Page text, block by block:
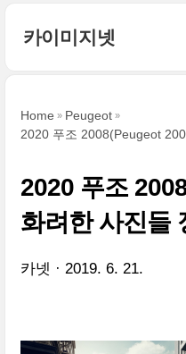
카이미지넷
Home
Peugeot
2020 푸조 2008(Peugeot
2020 푸조
화려한 사진들
카넷 2019. 6. 21.